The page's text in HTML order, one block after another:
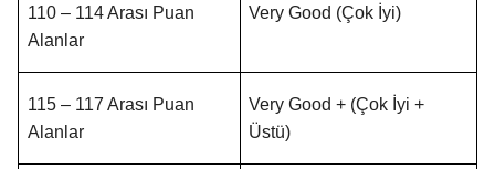
110 – 114 Arası Puan
Alanlar
Very Good (Çok İyi)
115 – 117 Arası Puan
Alanlar
Very Good + (Çok İyi +
Üstü)